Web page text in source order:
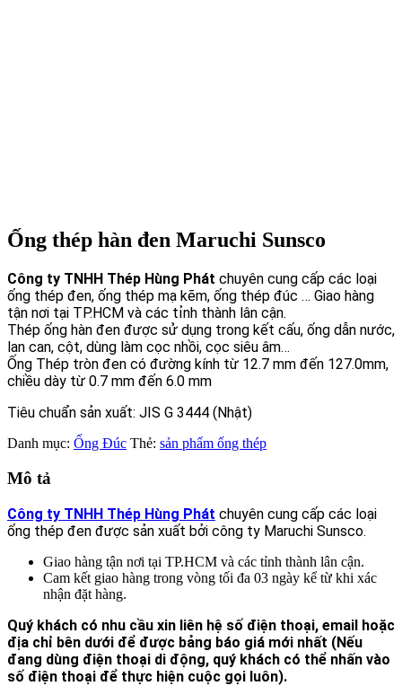
Ống thép hàn đen Maruchi Sunsco
Công ty TNHH Thép Hùng Phát chuyên cung cấp các loại
ống thép đen, ống thép mạ kẽm, ống thép đúc … Giao hàng
tận nơi tại TP.HCM và các tỉnh thành lân cận.
Thép ống hàn đen được sử dụng trong kết cấu, ống dẫn nước,
lan can, cột, dùng làm cọc nhồi, cọc siêu âm…
Ống Thép tròn đen có đường kính từ 12.7 mm đến 127.0mm,
chiều dày từ 0.7 mm đến 6.0 mm
Tiêu chuẩn sản xuất: JIS G 3444 (Nhật)
Danh mục: Ống Đúc Thẻ: sản phẩm ống thép
Mô tả
Công ty TNHH Thép Hùng Phát chuyên cung cấp các loại
ống thép đen được sản xuất bởi công ty Maruchi Sunsco.
Giao hàng tận nơi tại TP.HCM và các tỉnh thành lân cận.
Cam kết giao hàng trong vòng tối đa 03 ngày kể từ khi xác
nhận đặt hàng.
Quý khách có nhu cầu xin liên hệ số điện thoại, email hoặc
địa chỉ bên dưới để được bảng báo giá mới nhất (Nếu
đang dùng điện thoại di động, quý khách có thể nhấn vào
số điện thoại để thực hiện cuộc gọi luôn).